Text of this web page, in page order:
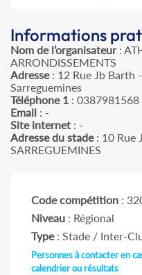
Informations
Nom de l’organisateur:
ARRONDISSEMENTS
Adresse: 12 Rue Jb Barth
Sarreguemines
Téléphone 1 : 0387981568
Email : -
Site internet : -
Adresse du stade: 10 Rue
SARREGUEMINES
Code compétition :
Niveau : Régional
Type: Stade / Inter-
Personnes à contacter en
calendrier ou résultats